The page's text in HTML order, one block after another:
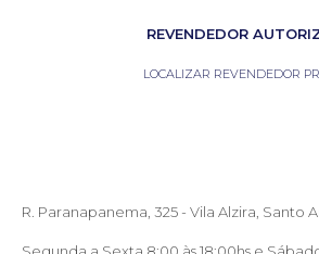
REVENDEDOR
LOCALIZAR REVENDEDOR
R. Paranapanema, 325 - Vila Alzira, Santo